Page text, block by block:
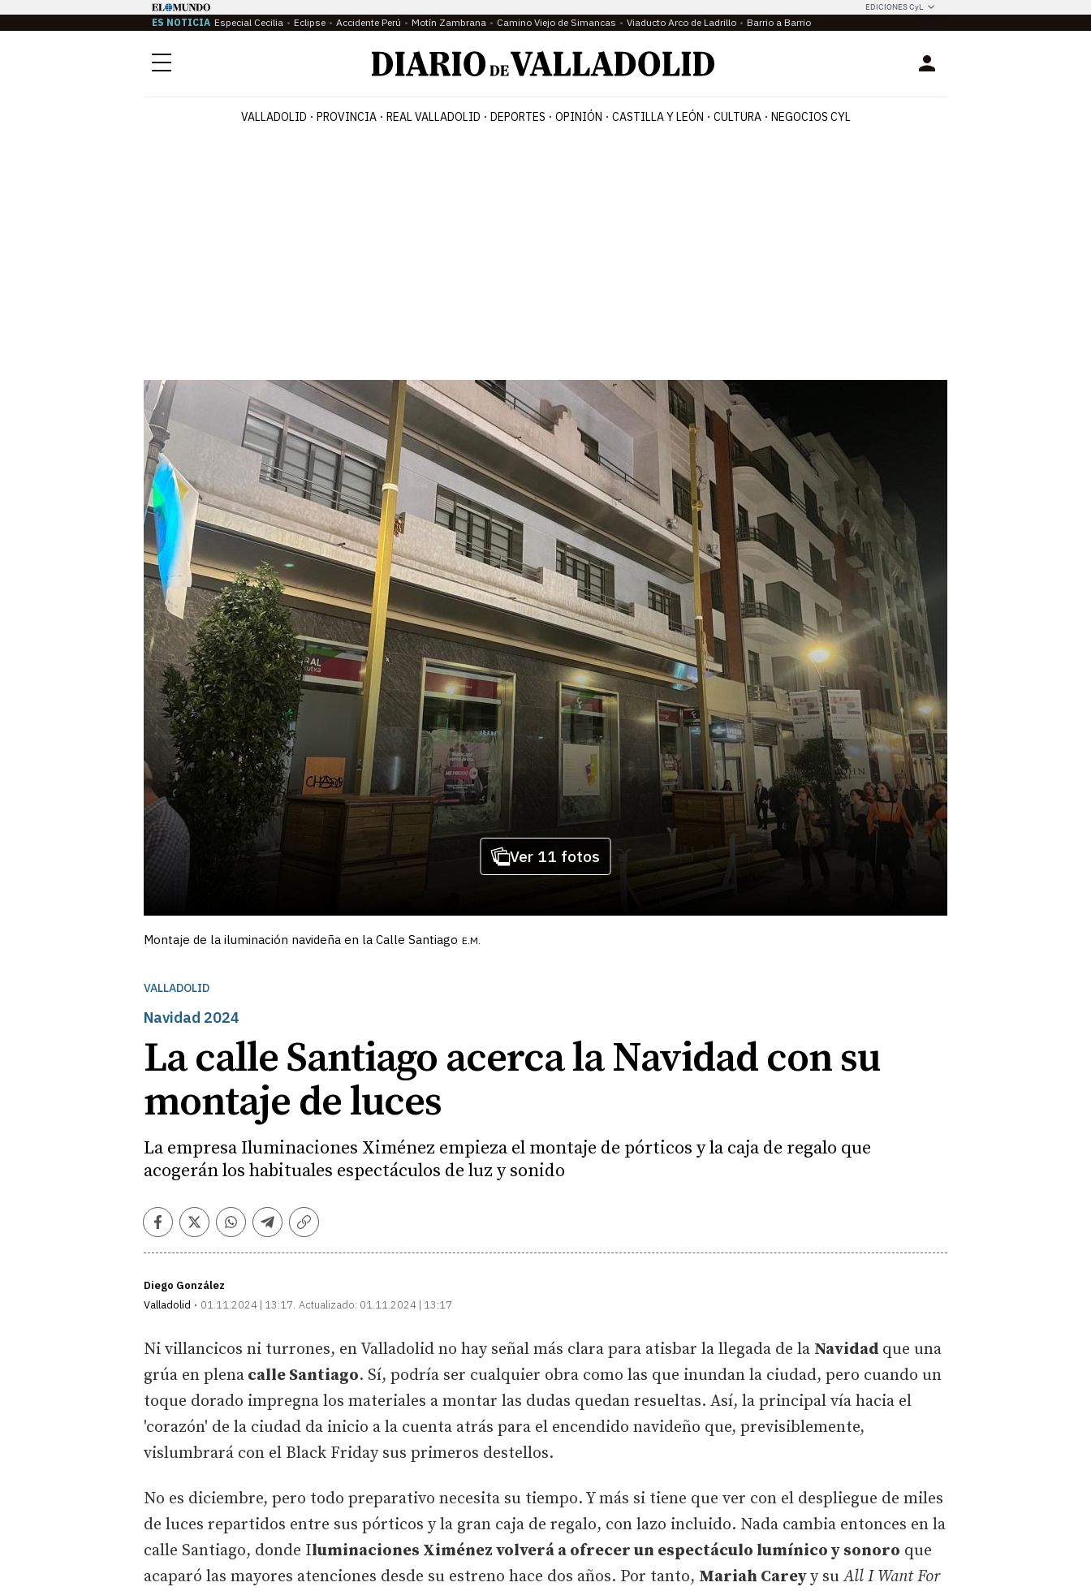
EDICIONES CyL
ES NOTICIA Especial Cecilia Eclipse Accidente Perú Motín Zambrana Camino Viejo de Simancas Viaducto Arco de Ladrillo Barrio a Barrio
Menú Login
VALLADOLID PROVINCIA REAL VALLADOLID DEPORTES OPINIÓN CASTILLA Y LEÓN CULTURA NEGOCIOS CYL
Ver 11 fotos
Montaje de la iluminación navideña en la Calle Santiago E.M.
VALLADOLID
Navidad 2024
La calle Santiago acerca la Navidad con su
montaje de luces
La empresa Iluminaciones Ximénez empieza el montaje de pórticos y la caja de regalo que
acogerán los habituales espectáculos de luz y sonido
Facebook
TwitterWhatsapp
Telegram
Copiar
Diego González
Valladolid
01.11.2024 | 13:17 Actualizado: 01.11.2024 | 13:17
Ni villancicos ni turrones, en Valladolid no hay señal más clara para atisbar la llegada de la Navidad que una
grúa en plena calle Santiago. Sí, podría ser cualquier obra como las que inundan la ciudad, pero cuando un
toque dorado impregna los materiales a montar las dudas quedan resueltas. Así, la principal vía hacia el
'corazón' de la ciudad da inicio a la cuenta atrás para el encendido navideño que, previsiblemente,
vislumbrará con el Black Friday sus primeros destellos.
No es diciembre, pero todo preparativo necesita su tiempo. Y más si tiene que ver con el despliegue de miles
de luces repartidos entre sus pórticos y la gran caja de regalo, con lazo incluido. Nada cambia entonces en la
calle Santiago, donde Iluminaciones Ximénez volverá a ofrecer un espectáculo lumínico y sonoro que
acaparó las mayores atenciones desde su estreno hace dos años. Por tanto, Mariah Careyy suAll I Want For